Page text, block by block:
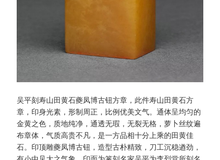
吴平刻寿山田黄石夔凤博古钮方章，此件寿山田黄石方
章，印身光素，形制周正，比例优美文气。通体呈均匀的
金黄之色，质地纯净，通透无瑕，无裂无格，萝卜丝纹遍
布章体，气质高贵不凡，是一方品相十分上乘的田黄佳
石。印顶雕夔凤博古钮，造型古朴精致，刀工沉稳遒劲，